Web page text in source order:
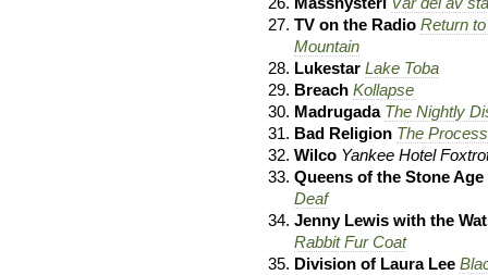
Masshysteri Vår del av
TV on the Radio Return
Mountain
Lukestar Lake Toba
Breach Kollapse
Madrugada The Nightly
Bad Religion The
Wilco Yankee Hotel
Queens of the Stone Age
Deaf
Jenny Lewis with the
Rabbit Fur Coat
Division of Laura Lee